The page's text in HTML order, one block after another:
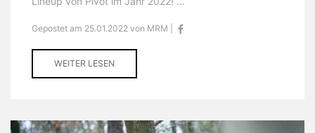
Gepostet am 25.01.2022 von MRM |
WEITER LESEN